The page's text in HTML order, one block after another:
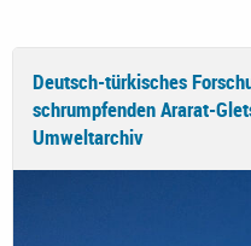
Deutsch-türkisches
schrumpfenden Ararat-
Umweltarchiv